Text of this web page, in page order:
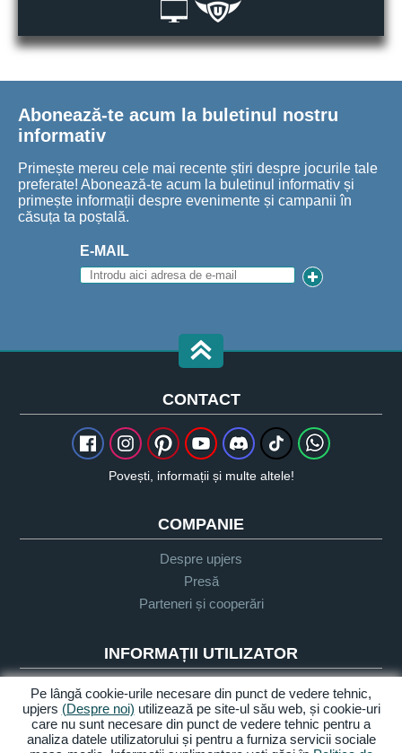
Abonează-te acum la buletinul nostru
informativ
Primește mereu cele mai recente știri despre jocurile tale
preferate! Abonează-te acum la buletinul informativ și
primește informații despre evenimente și campanii în
căsuța ta poștală.
E-MAIL
CONTACT
Povești, informații și multe altele!
COMPANIE
Despre upjers
Presă
Parteneri și cooperări
INFORMAȚII UTILIZATOR
Glosar
Orientare Let's Play
Sprijin
Pe lângă cookie-urile necesare din punct de vedere tehnic,
upjers (Despre noi) utilizează pe site-ul său web, și cookie-uri
care nu sunt necesare din punct de vedere tehnic pentru a
analiza datele utilizatorului și pentru a furniza servicii sociale